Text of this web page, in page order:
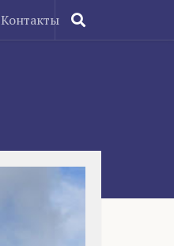
Контакты